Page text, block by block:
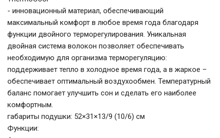
- инновационный материал, обеспечивающий
максимальный комфорт в любое время года благодаря
функции двойного терморегулирования. Уникальная
двойная система волокон позволяет обеспечивать
необходимую для организма терморегуляцию:
поддерживает тепло в холодное время года, а в жаркое –
обеспечивает оптимальный воздухообмен. Температурный
баланс помогает улучшить сон и сделать его наиболее
комфортным.
габариты подушки: 52×31×13/9 (10/6) см
Функции: